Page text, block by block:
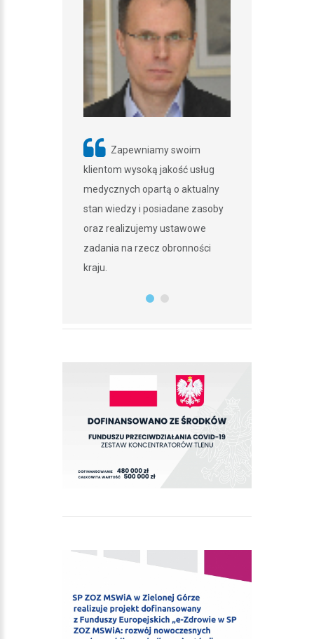
Zapewniamy swoim
klientom wysoką jakość usług
medycznych opartą o aktualny
stan wiedzy i posiadane zasoby
oraz realizujemy ustawowe
zadania na rzecz obronności
kraju.